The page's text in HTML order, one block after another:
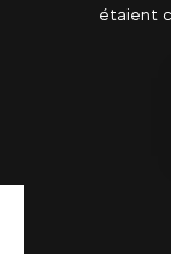
étaient